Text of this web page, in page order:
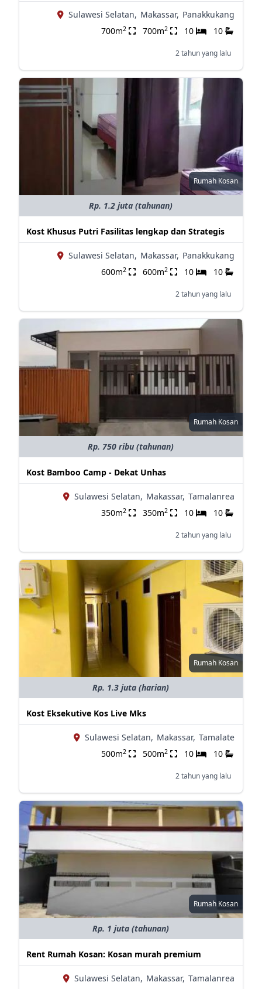
Sulawesi Selatan, Makassar, Panakkukang
700m2 700m2 10 10
2 tahun yang lalu
Rumah Kosan
Rp. 1.2 juta (tahunan)
Kost Khusus Putri Fasilitas lengkap dan Strategis
Sulawesi Selatan, Makassar, Panakkukang
600m2 600m2 10 10
2 tahun yang lalu
Rumah Kosan
Rp. 750 ribu (tahunan)
Kost Bamboo Camp - Dekat Unhas
Sulawesi Selatan, Makassar, Tamalanrea
350m2 350m2 10 10
2 tahun yang lalu
Rumah Kosan
Rp. 1.3 juta (harian)
Kost Eksekutive Kos Live Mks
Sulawesi Selatan, Makassar, Tamalate
500m2 500m2 10 10
2 tahun yang lalu
Rumah Kosan
Rp. 1 juta (tahunan)
Rent Rumah Kosan: Kosan murah premium
Sulawesi Selatan, Makassar, Tamalanrea